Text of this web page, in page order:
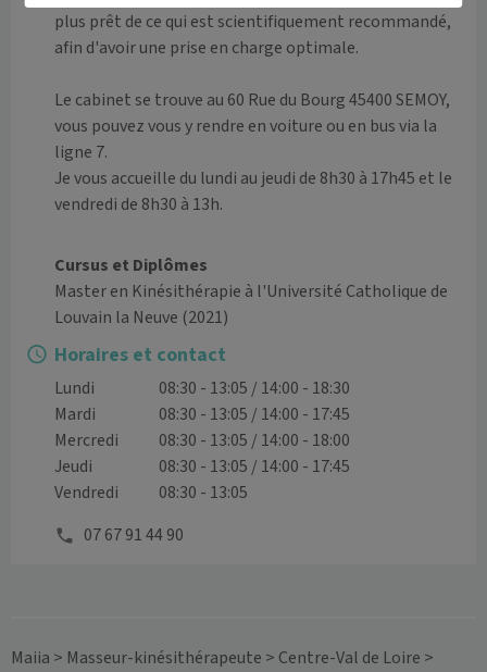
plus prêt de ce qui est scientifiquement recommandé,
afin d'avoir une prise en charge optimale.
Le cabinet se trouve au 60 Rue du Bourg 45400 SEMOY,
vous pouvez vous y rendre en voiture ou en bus via la
ligne 7.
Je vous accueille du lundi au jeudi de 8h30 à 17h45 et le
vendredi de 8h30 à 13h.
Cursus et Diplômes
Master en Kinésithérapie à l'Université Catholique de
Louvain la Neuve (2021)
Horaires et contact
Lundi
08:30 - 13:05 / 14:00 - 18:30
Mardi
08:30 - 13:05 / 14:00 - 17:45
Mercredi
08:30 - 13:05 / 14:00 - 18:00
Jeudi
08:30 - 13:05 / 14:00 - 17:45
Vendredi
08:30 - 13:05
07 67 91 44 90
Maiia > Masseur-kinésithérapeute > Centre-Val de Loire >